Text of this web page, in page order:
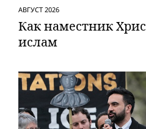
АВГУСТ 2026
Как наместник
ислам